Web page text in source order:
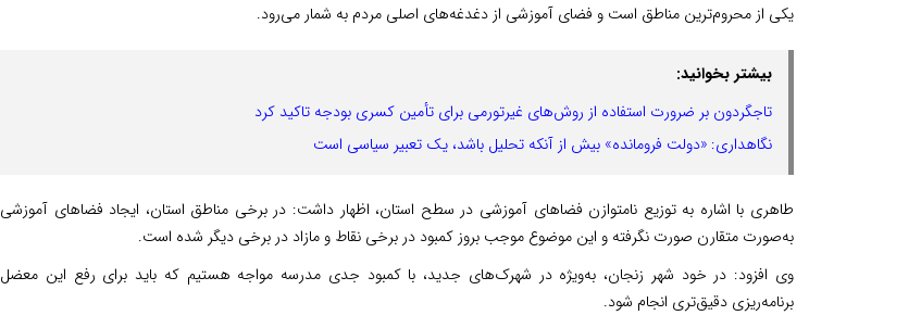
یکی از محروم‌ترین مناطق است و فضای آموزشی از دغدغه‌های اصلی مردم به شمار می‌رود.
بیشتر بخوانید:
تاجگردون بر ضرورت استفاده از روش‌های غیرتورمی برای تأمین کسری بودجه تاکید کرد
نگاهداری: «دولت فرومانده» بیش از آنکه تحلیل باشد، یک تعبیر سیاسی است
طاهری با اشاره به توزیع نامتوازن فضاهای آموزشی در سطح استان، اظهار داشت: در برخی مناطق استان، ایجاد فضاهای آموزشی
به‌صورت متقارن صورت نگرفته و این موضوع موجب بروز کمبود در برخی نقاط و مازاد در برخی دیگر شده است.
وی افزود: در خود شهر زنجان، به‌ویژه در شهرک‌های جدید، با کمبود جدی مدرسه مواجه هستیم که باید برای رفع این معضل
برنامه‌ریزی دقیق‌تری انجام شود.